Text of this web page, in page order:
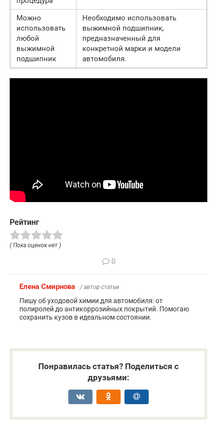
Можно
использовать
любой
выжимной
подшипник
Необходимо использовать
выжимной подшипник,
предназначенный для
конкретной марки и модели
автомобиля.
Рейтинг
( Пока оценок нет )
0
Елена Смирнова / автор статьи
Пишу об уходовой химии для автомобиля: от
полиролей до антикоррозийных покрытий. Помогаю
сохранить кузов в идеальном состоянии.
Понравилась статья? Поделиться с
друзьями: